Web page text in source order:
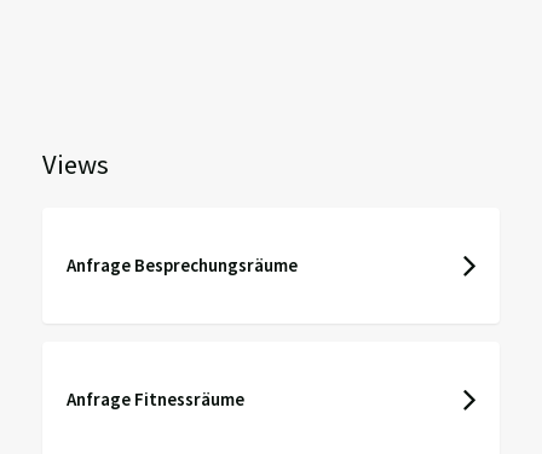
Views
Anfrage Besprechungsräume
Anfrage Fitnessräume